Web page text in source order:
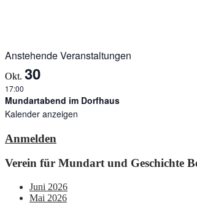
Anstehende Veranstaltungen
Okt. 30
17:00
Mundartabend im Dorfhaus
Kalender anzeigen
Anmelden
Verein für Mundart und Geschichte
Juni 2026
Mai 2026